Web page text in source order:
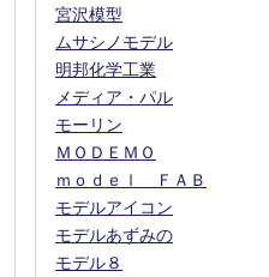
宮沢模型
ムサシノモデル
明邦化学工業
メディア・パル
モーリン
ＭＯＤＥＭＯ
ｍｏｄｅｌ ＦＡＢ
モデルアイコン
モデルあずみの
モデル８